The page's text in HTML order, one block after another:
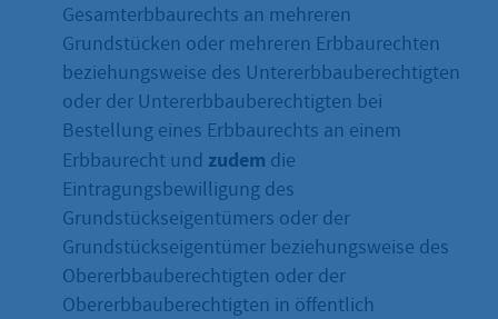
Gesamterbbaurechts an mehreren
Grundstücken oder mehreren Erbbaurechten
beziehungsweise des Untererbbauberechtigten
oder der Untererbbauberechtigten bei
Bestellung eines Erbbaurechts an einem
Erbbaurecht und zudem die
Eintragungsbewilligung des
Grundstückseigentümers oder der
Grundstückseigentümer beziehungsweise des
Obererbbauberechtigten oder der
Obererbbauberechtigten in öffentlich